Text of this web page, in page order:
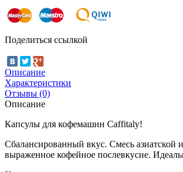
Поделиться ссылкой
Описание
Характеристики
Отзывы (0)
Описание
Капсулы для кофемашин Caffitaly!
Сбалансированный вкус. Смесь
выраженное кофейное послевкусие.